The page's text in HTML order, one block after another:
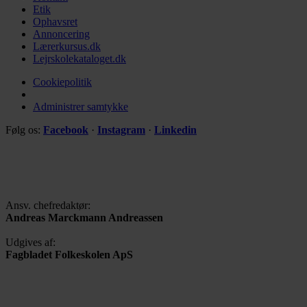
Etik
Ophavsret
Annoncering
Lærerkursus.dk
Lejrskolekataloget.dk
Cookiepolitik
Administrer samtykke
Følg os: Facebook · Instagram · Linkedin
Ansv. chefredaktør:
Andreas Marckmann Andreassen
Udgives af:
Fagbladet Folkeskolen ApS